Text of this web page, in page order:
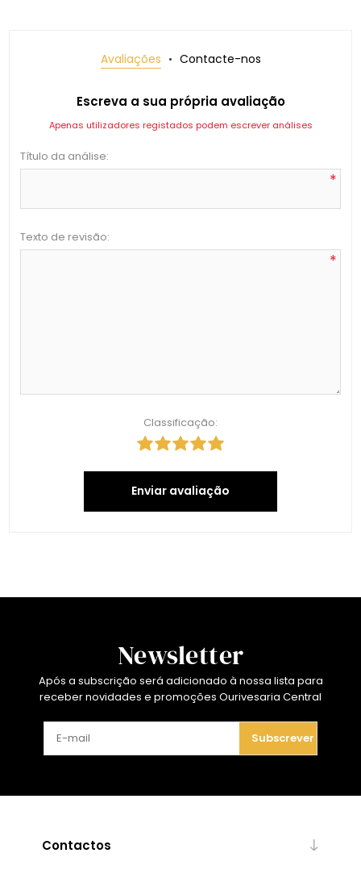
Avaliações Contacte-nos
Escreva a sua própria avaliação
Apenas utilizadores registados podem escrever análises
Título da análise:
*
Texto de revisão:
*
Classificação:
Enviar avaliação
Newsletter
Após a subscrição será adicionado à nossa lista para
receber novidades e promoções Ourivesaria Central
Subscrever
Contactos